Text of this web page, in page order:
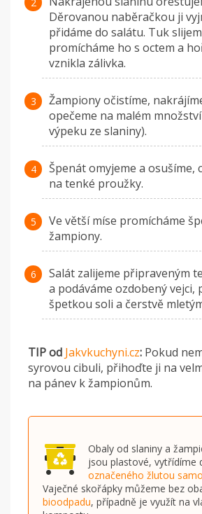
Děrovanou naběračkou ji
přidáme do salátu. Tuk
promícháme ho s octem a
vznikla zálivka.
Žampiony očistíme,
opečeme na malém
výpeku ze slaniny).
Špenát omyjeme a osušíme,
na tenké proužky.
Ve větší míse promícháme
žampiony.
Salát zalijeme připraveným
a podáváme ozdobený vejci,
špetkou soli a čerstvě
TIP od Jakvkuchyni.cz: Pokud
syrovou cibuli, přihoďte ji na
na pánev k žampionům.
Obaly od slaniny a
jsou plastové, vytřídíme
označeného žlutou
Vaječné skořápky můžeme bez
bioodpadu, případně je využít na